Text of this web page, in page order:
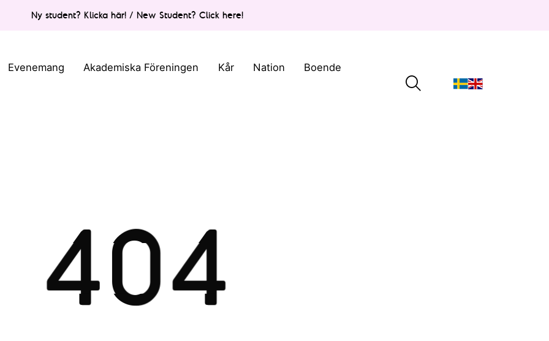
Ny student? Klicka här! / New Student? Click here!
Evenemang Akademiska Föreningen Kår Nation Boende
404